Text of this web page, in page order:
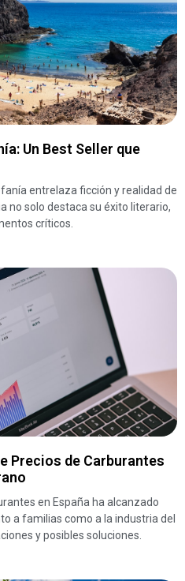
Un Best Seller que
entrelaza ficción y realidad de
no solo destaca su éxito literario,
críticos.
Precios de Carburantes
en España ha alcanzado
a familias como a la industria del
y posibles soluciones.